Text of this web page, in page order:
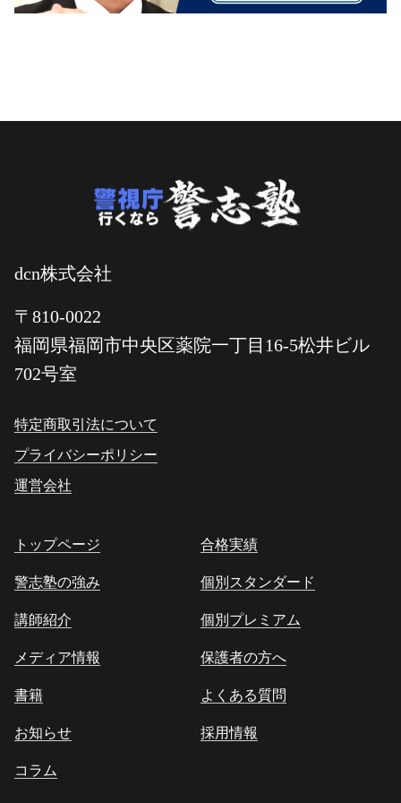
dcn株式会社
〒810-0022
福岡県福岡市中央区薬院一丁目16-5松井ビル
702号室
特定商取引法について
プライバシーポリシー
運営会社
トップページ
警志塾の強み
講師紹介
メディア情報
書籍
お知らせ
コラム
合格実績
個別スタンダード
個別プレミアム
保護者の方へ
よくある質問
採用情報